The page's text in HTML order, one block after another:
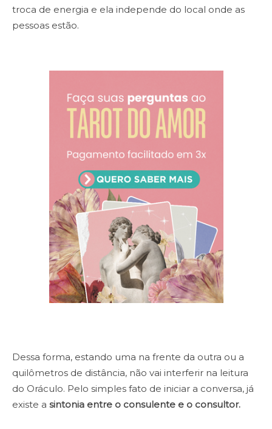
troca de energia e ela independe do local onde as
pessoas estão.
Dessa forma, estando uma na frente da outra ou a
quilômetros de distância, não vai interferir na leitura
do Oráculo. Pelo simples fato de iniciar a conversa, já
existe a sintonia entre o consulente e o consultor.